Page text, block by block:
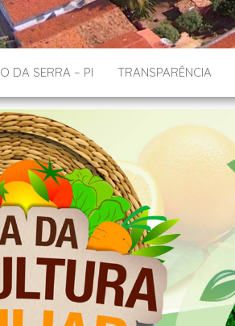
DA SERRA – PI TRANSPARÊNCIA